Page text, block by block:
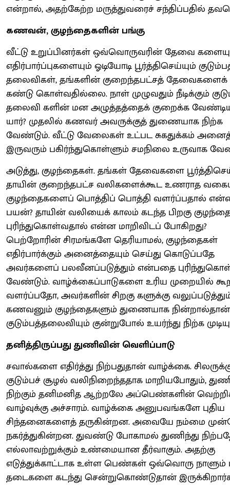
என்றால், அதற்கேற்ற மருத்துவரைச் சந்திப்பதில்
கணவன், குழந்தைகளின் பங்கு
வீட்டு உறுப்பினர்கள் ஒவ்வொருவரின் தேவை
எதிர்பார்ப்புகளையும் ஓடியோடி பூர்த்திசெய்யும்
தலைவிகள், தங்களின் குறைந்தபட்சத் தேவைகளைக்
கண்டு கொள்வதில்லை. நாள் முழுவதும் நீடிக்கும்
தலைவி களின் மன அழுத்தத்தைக் குறைக்க
யார்? முதலில் கணவர் அவருக்குத் துணையாக நிற்க
வேண்டும். வீட்டு வேலைகள் உட்பட சுகதுக்கம்
இருவரும் பகிர்ந்துகொள்ளும் சமநிலை உருவாக
அடுத்து, குழந்தைகள். தங்கள் தேவைகளை
தாயின் குறைந்தபட்ச வலிகளைக்கூட உணராத
குழந்தைகளைப் பொத்திப் பொத்தி வளர்ப்பதால்
பயன்? தாயின் வலியைக் காலம் கடந்த பிறகு
புரிந்துகொள்வதால் என்ன மாறிவிடப் போகிறது?
பெற்றோரின் சிரமங்களே தெரியாமல், குழந்தைகள்
எதிர்பார்க்கும் அனைத்தையும் செய்து கொடுப்பதே
அவர்களைப் பலவீனப்படுத்தும் என்பதை
வேண்டும். வாழ்க்கைப்பாடுகளை உரிய முறையில்
வளர்ப்பதோ, அவர்களின் சிறகு களுக்கு
கணவனும் குழந்தைகளும் துணையாக நின்றால்தான்
குடும்பத்தலைவியும் குன்றுபோல் உயர்ந்து நிற்க
தனித்திருப்பது துணிவின் வெளிப்பாடு
சவால்களை எதிர்த்து நிற்பதுதான் வாழ்க்கை.
குடும்பச் சூழல் வலிநிறைந்ததாக மாறியபோதும்,
நிற்கும் தனிமனித ஆற்றலே அப்பெண்களின்
வாழ்வுக்கு அச்சாரம். வாழ்க்கை அனுபவங்களே புதிய
சிந்தனைகளைத் தருகின்றன. அவையே நம்மை
நகர்த்துகின்றன. துவண்டு போகாமல் துணிந்து
எல்லாவற்றுக்கும் உண்மையான தீர்வாகும். அதற்கு
எடுத்துக்காட்டாக உள்ள பெண்கள் ஒவ்வொரு நாளும்
தடைகளை கடந்து சென்றுகொண்டுதான்